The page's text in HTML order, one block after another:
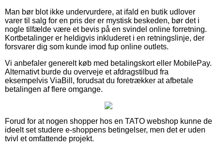
Man bør blot ikke undervurdere, at ifald en butik udlover
varer til salg for en pris der er mystisk beskeden, bør det i
nogle tilfælde være et bevis på en svindel online forretning.
Kortbetalinger er heldigvis inkluderet i en retningslinje, der
forsvarer dig som kunde imod fup online outlets.
Vi anbefaler generelt køb med betalingskort eller MobilePay.
Alternativt burde du overveje et afdragstilbud fra
eksempelvis ViaBill, forudsat du foretrækker at afbetale
betalingen af flere omgange.
Forud for at nogen shopper hos en TATO webshop kunne de
ideelt set studere e-shoppens betingelser, men det er uden
tvivl et omfattende projekt.